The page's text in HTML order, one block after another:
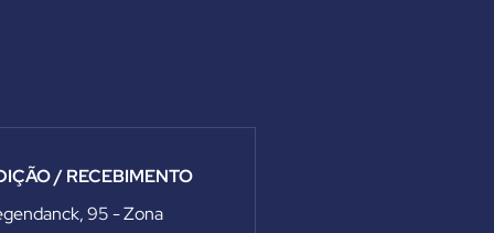
/ RECEBIMENTO
95 - Zona